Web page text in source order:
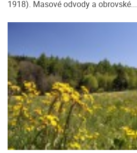
1918). Masové odvody a obrovské...